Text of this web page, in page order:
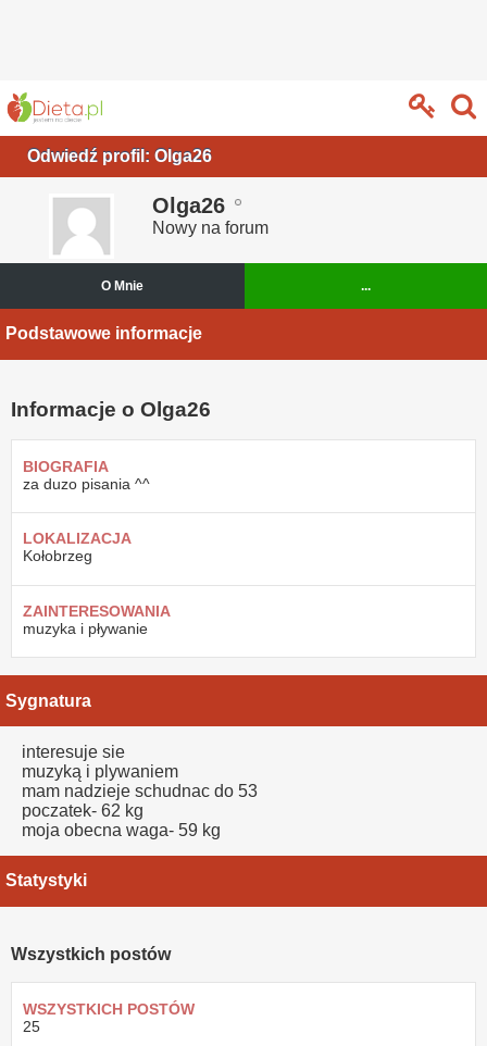
Odwiedź profil: Olga26
Olga26
Nowy na forum
O Mnie ...
Podstawowe informacje
Informacje o Olga26
BIOGRAFIA
za duzo pisania ^^
LOKALIZACJA
Kołobrzeg
ZAINTERESOWANIA
muzyka i pływanie
Sygnatura
interesuje sie
muzyką i plywaniem
mam nadzieje schudnac do 53
poczatek- 62 kg
moja obecna waga- 59 kg
Statystyki
Wszystkich postów
WSZYSTKICH POSTÓW
25